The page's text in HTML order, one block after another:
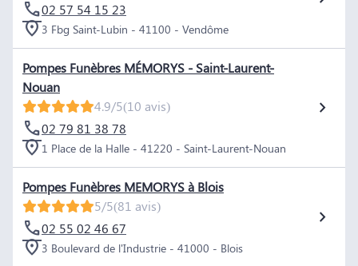
02 57 54 15 23
3 Fbg Saint-Lubin - 41100 - Vendôme
Pompes Funèbres MÉMORYS - Saint-Laurent-
Nouan
4.9/5(10 avis)
02 79 81 38 78
1 Place de la Halle - 41220 - Saint-Laurent-Nouan
Pompes Funèbres MEMORYS à Blois
5/5(81 avis)
02 55 02 46 67
3 Boulevard de l'Industrie - 41000 - Blois